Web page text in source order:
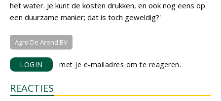
het water. Je kunt de kosten drukken, en ook nog eens op
een duurzame manier; dat is toch geweldig?'
Agro De Arend BV
LOGIN met je e-mailadres om te reageren.
REACTIES